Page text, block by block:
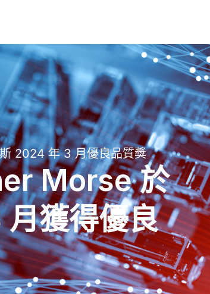
2024 年 3 月優良品質獎
Morse 於
獲得優良